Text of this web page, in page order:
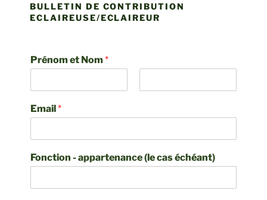
BULLETIN DE CONTRIBUTION
ECLAIREUSE/ECLAIREUR
Prénom et Nom *
Email *
Fonction - appartenance (le cas échéant)